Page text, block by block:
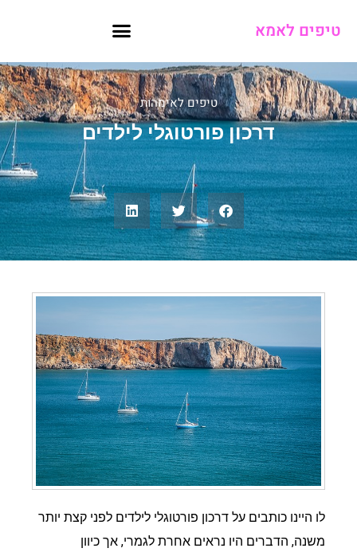
טיפים לאמא
טיפים לאימהות
דרכון פורטוגלי לילדים
לו היינו כותבים על דרכון פורטוגלי לילדים לפני קצת יותר
משנה, הדברים היו נראים אחרת לגמרי, אך כיוון